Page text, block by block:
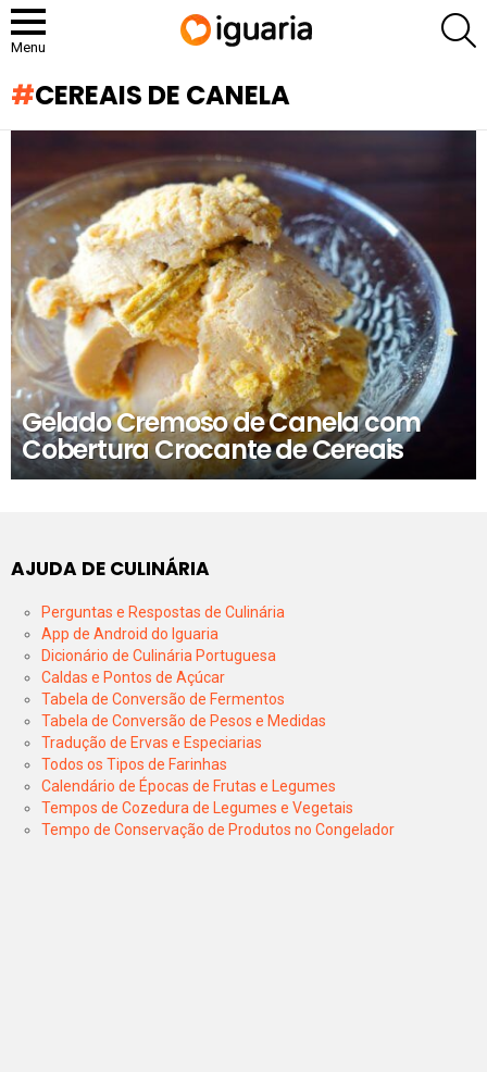
Menu
CEREAIS DE CANELA
RECOMENDADOS
Gelado Cremoso de Canela com
Cobertura Crocante de Cereais
AJUDA DE CULINÁRIA
Perguntas e Respostas de Culinária
App de Android do Iguaria
Dicionário de Culinária Portuguesa
Caldas e Pontos de Açúcar
Tabela de Conversão de Fermentos
Tabela de Conversão de Pesos e Medidas
Tradução de Ervas e Especiarias
Todos os Tipos de Farinhas
Calendário de Épocas de Frutas e Legumes
Tempos de Cozedura de Legumes e Vegetais
Tempo de Conservação de Produtos no Congelador